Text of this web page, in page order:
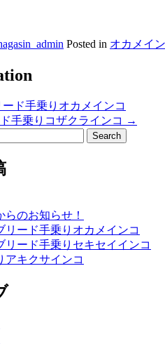
Posted in オカメイ
ド手乗りオカメインコ
手乗りコザクラインコ →
らのお知らせ！
リード手乗りオカメインコ
リード手乗りセキセイインコ
アキクサインコ